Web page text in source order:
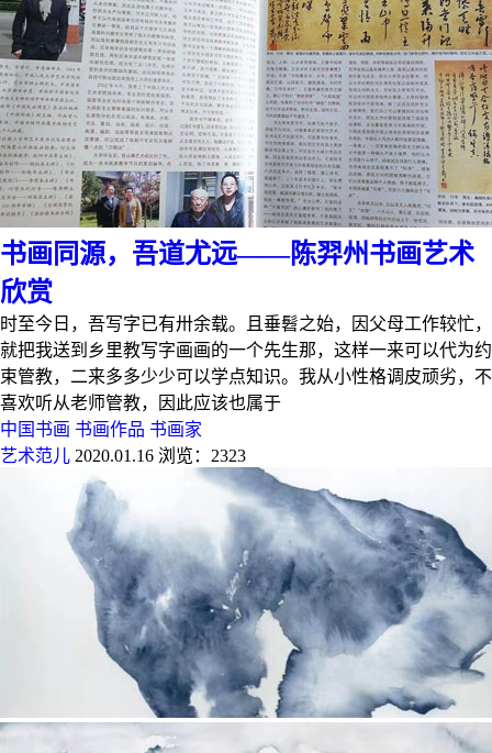
书画同源，吾道尤远——陈羿州书画艺术
欣赏
时至今日，吾写字已有卅余载。且垂髫之始，因父母工作较忙，
就把我送到乡里教写字画画的一个先生那，这样一来可以代为约
束管教，二来多多少少可以学点知识。我从小性格调皮顽劣，不
喜欢听从老师管教，因此应该也属于
中国书画 书画作品 书画家
艺术范儿 2020.01.16 浏览：2323